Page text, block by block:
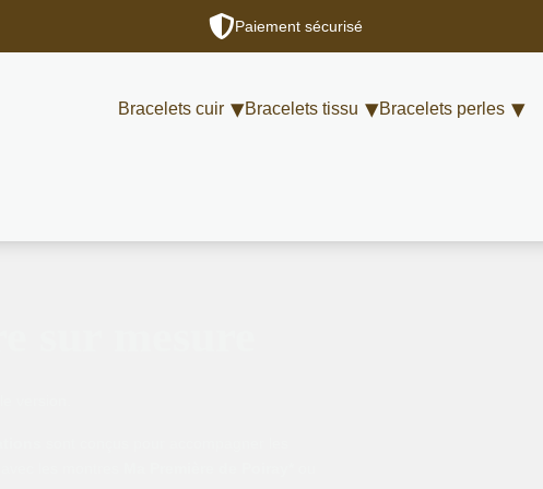
Paiement sécurisé
Bracelets cuir Bracelets tissu Bracelets perles